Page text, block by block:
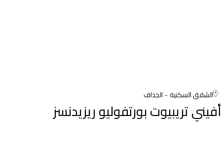
الشقق السكنية الجداف
أفيني تريبيوت بورتفوليو ريزيدنسز